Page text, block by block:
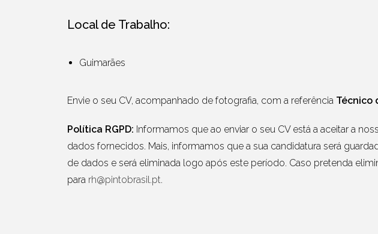
Local de Trabalho:
Guimarães
Envie o seu CV, acompanhado de fotografia, com a referência Técnico
Política RGPD: Informamos que ao enviar o seu CV está a aceitar a
dados fornecidos. Mais, informamos que a sua candidatura será
de dados e será eliminada logo após este período. Caso pretenda
para rh@pintobrasil.pt.